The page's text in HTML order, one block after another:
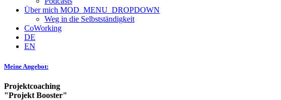
Über mich MOD_MENU_DROPDOWN
Weg in die Selbstständigkeit
CoWorking
DE
EN
Meine Angebot:
Projektcoaching
"Projekt Booster"